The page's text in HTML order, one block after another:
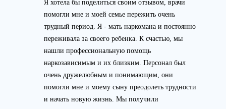
Я хотела бы поделиться своим отзывом, врачи
помогли мне и моей семье пережить очень
трудный период. Я - мать наркомана и постоянно
переживала за своего ребенка. К счастью, мы
нашли профессиональную помощь
наркозависимым и их близким. Персонал был
очень дружелюбным и понимающим, они
помогли мне и моему сыну преодолеть трудности
и начать новую жизнь. Мы получили
политикой конфеденциальности
Нажимая кнопку 'Отправить резюме' вы соглашаетесь
политикой конфеденциальности
данного сайта